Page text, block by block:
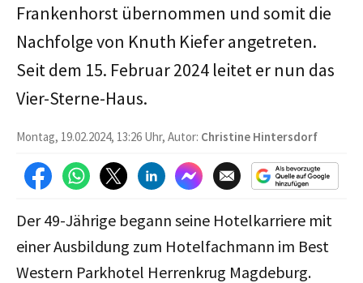
Frankenhorst übernommen und somit die
Nachfolge von Knuth Kiefer angetreten.
Seit dem 15. Februar 2024 leitet er nun das
Vier-Sterne-Haus.
Montag, 19.02.2024, 13:26 Uhr, Autor: Christine Hintersdorf
Der 49-Jährige begann seine Hotelkarriere mit
einer Ausbildung zum Hotelfachmann im Best
Western Parkhotel Herrenkrug Magdeburg.